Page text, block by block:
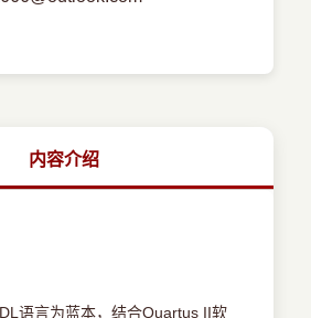
内容介绍
语言为蓝本，结合Quartus II软